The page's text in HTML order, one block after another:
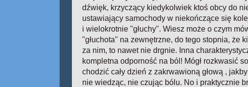
dźwięk, krzyczący kiedykolwiek ktoś obcy do
ustawiający samochody w niekończące się
i wielokrotnie "głuchy". Wiesz może o czym
"głuchota" na zewnętrzne, do tego stopnia, że
za nim, to nawet nie drgnie. Inna
kompletna odporność na ból! Mógł rozkwasić
chodzić cały dzień z zakrwawioną głową ,
nie wiedząc, nie czując bólu. No i praktycznie